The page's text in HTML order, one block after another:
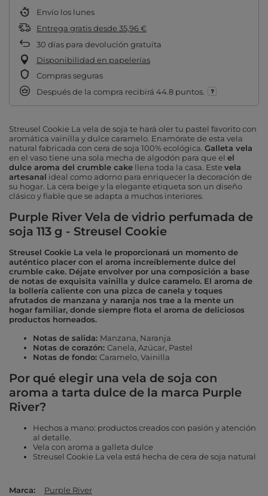
Envío los lunes
Entrega gratisdesde 35,96 €
30 días para devolución gratuita
Disponibilidad en papelerías
Compras seguras
Después de la compra recibirá 44.8 puntos.
Streusel Cookie La vela de soja te hará oler tu pastel favorito con
aromática vainilla y dulce caramelo. Enamórate de esta vela
natural fabricada con cera de soja 100% ecológica. Galleta vela
en el vaso tiene una sola mecha de algodón para que el el
dulce aroma del crumble cake llena toda la casa. Este vela
artesanal ideal como adorno para enriquecer la decoración de
su hogar. La cera beige y la elegante etiqueta son un diseño
clásico y fiable que se adapta a muchos interiores.
Purple River Vela de vidrio perfumada de
soja 113 g - Streusel Cookie
Streusel Cookie La vela le proporcionará un momento de
auténtico placer con el aroma increíblemente dulce del
crumble cake. Déjate envolver por una composición a base
de notas de exquisita vainilla y dulce caramelo. El aroma de
la bollería caliente con una pizca de canela y toques
afrutados de manzana y naranja nos trae a la mente un
hogar familiar, donde siempre flota el aroma de deliciosos
productos horneados.
Notas de salida: Manzana, Naranja
Notas de corazón: Canela, Azúcar, Pastel
Notas de fondo: Caramelo, Vainilla
Por qué elegir una vela de soja con
aroma a tarta dulce de la marca Purple
River?
Hechos a mano: productos creados con pasión y atención
al detalle.
Vela con aroma a galleta dulce
Streusel Cookie La vela está hecha de cera de soja natural
Marca Purple River